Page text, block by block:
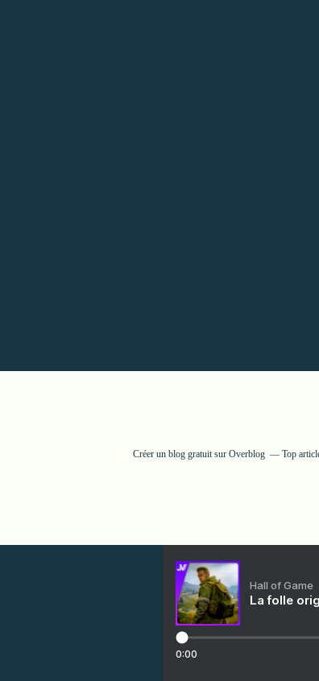
Créer un blog gratuit sur Overblog Top
Hall of Game
La folle
0:00